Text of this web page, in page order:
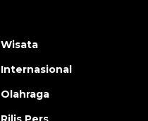
Wisata
Internasional
Olahraga